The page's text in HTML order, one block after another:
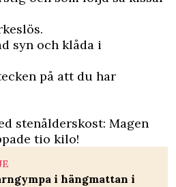
syn och klåda i
på att du har
stenålderskost: Magen
tio kilo!
i hängmattan i